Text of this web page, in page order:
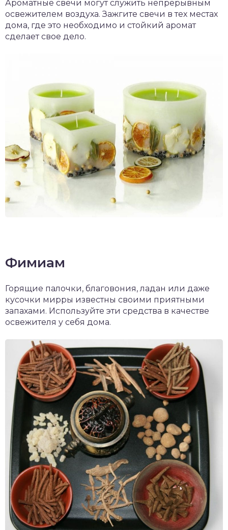
Ароматные свечи могут служить непрерывным
освежителем воздуха. Зажгите свечи в тех местах
дома, где это необходимо и стойкий аромат
сделает свое дело.
Фимиам
Горящие палочки, благовония, ладан или даже
кусочки мирры известны своими приятными
запахами. Используйте эти средства в качестве
освежителя у себя дома.